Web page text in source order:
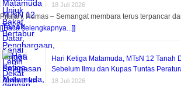
18 Juli 2026
Pitalah, Humas – Semangat membara terus terpancar
[[Baca selengkapnya...]]
Hari Ketiga Matamuda, MTsN 12 Tanah
Sebelum Ilmu dan Kupas Tuntas
18 Juli 2026